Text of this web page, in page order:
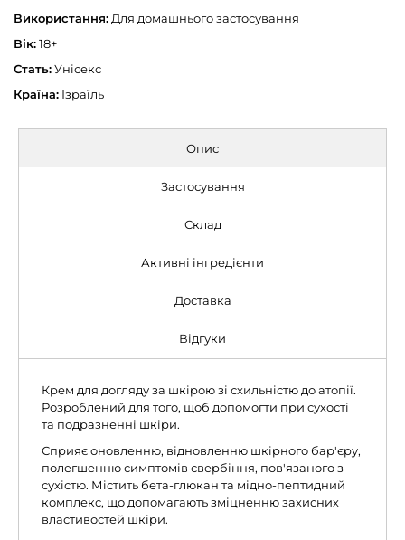
Використання: Для домашнього застосування
Вік:18+
Стать:Унісекс
Країна: Ізраїль
Опис
Застосування
Склад
Активні інгредієнти
Доставка
Відгуки
Крем для догляду за шкірою зі схильністю до атопії.
Розроблений для того, щоб допомогти при сухості
та подразненні шкіри.
Сприяє оновленню, відновленню шкірного бар'єру,
полегшенню симптомів свербіння, пов'язаного з
сухістю. Містить бета-глюкан та мідно-пептидний
комплекс, що допомагають зміцненню захисних
властивостей шкіри.